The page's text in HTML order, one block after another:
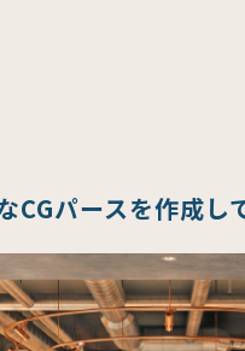
CGパースを作成し